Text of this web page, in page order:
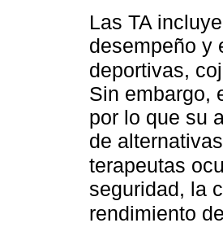
Las TA
desempeño y
deportivas,
Sin embargo,
por lo que su
de
terapeutas
seguridad, la
rendimiento